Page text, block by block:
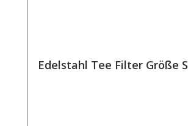
Edelstahl Tee Filter Größe S